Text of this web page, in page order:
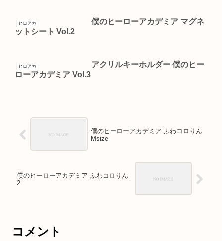
ヒロアカ
僕のヒーローアカデミア マグネ
ットシート Vol.2
ヒロアカ
アクリルキーホルダー 僕のヒー
ローアカデミア Vol.3
僕のヒーローアカデミア ふわコロりん
Msize
僕のヒーローアカデミア ふわコロりん
2
コメント